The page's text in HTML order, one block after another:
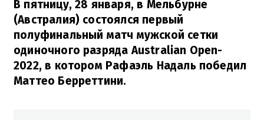
В пятницу, 28 января, в Мельбурне
(Австралия) состоялся первый
полуфинальный матч мужской сетки
одиночного разряда Australian Open-
2022, в котором Рафаэль Надаль победил
Маттео Берреттини.